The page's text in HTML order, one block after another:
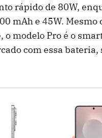
rápido de 80W,
mAh e 45W. Mesmo
o modelo Pro é o
com essa bateria,